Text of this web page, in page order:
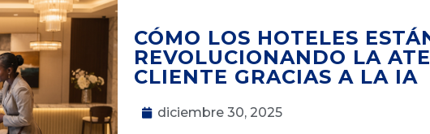
CÓMO LOS HOTELES
REVOLUCIONANDO LA
CLIENTE GRACIAS A LA IA
diciembre 30, 2025